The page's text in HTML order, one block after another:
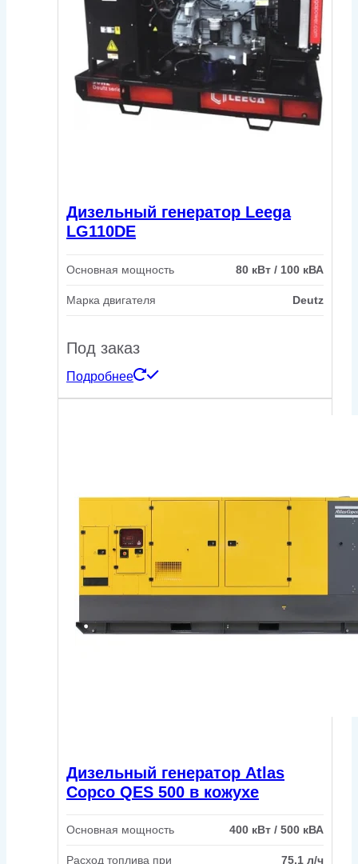
Дизельный генератор Leega
LG110DE
Основная мощность 80 кВт / 100 кВА
Марка двигателя Deutz
Под заказ
Подробнее
Дизельный генератор Atlas
Copco QES 500 в кожухе
Основная мощность 400 кВт / 500 кВА
Расход топлива при
75.1 л/ч